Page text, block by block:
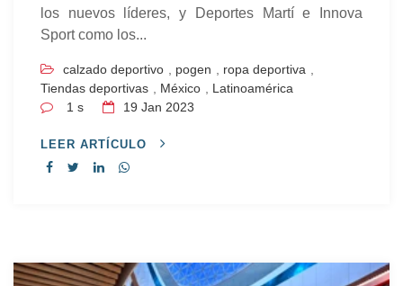
los nuevos líderes, y Deportes Martí e Innova
Sport como los...
calzado deportivo pogen ropa deportiva
Tiendas deportivas
México
Latinoamérica
1 s
19 Jan 2023
LEER ARTÍCULO